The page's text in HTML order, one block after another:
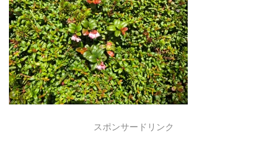
スポンサードリンク